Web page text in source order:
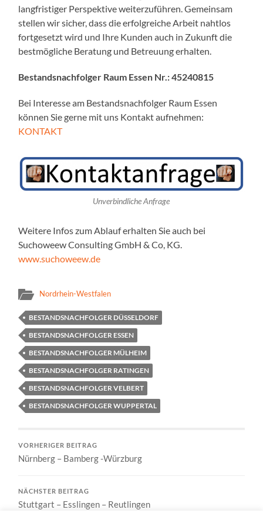
langfristiger Perspektive weiterzuführen. Gemeinsam
stellen wir sicher, dass die erfolgreiche Arbeit nahtlos
fortgesetzt wird und Ihre Kunden auch in Zukunft die
bestmögliche Beratung und Betreuung erhalten.
Bestandsnachfolger Raum Essen Nr.:45240815
Bei Interesse am Bestandsnachfolger Raum Essen
können Sie gerne mit uns Kontakt aufnehmen:
KONTAKT
Unverbindliche Anfrage
Weitere Infos zum Ablauf erhalten Sie auch bei
Suchoweew Consulting GmbH & Co, KG.
www.suchoweew.de
Nordrhein-Westfalen
BESTANDSNACHFOLGER DÜSSELDORF
BESTANDSNACHFOLGER ESSEN
BESTANDSNACHFOLGER MÜLHEIM
BESTANDSNACHFOLGER RATINGEN
BESTANDSNACHFOLGER VELBERT
BESTANDSNACHFOLGER WUPPERTAL
VORHERIGER BEITRAG
Nürnberg – Bamberg -Würzburg
NÄCHSTER BEITRAG
Stuttgart – Esslingen – Reutlingen